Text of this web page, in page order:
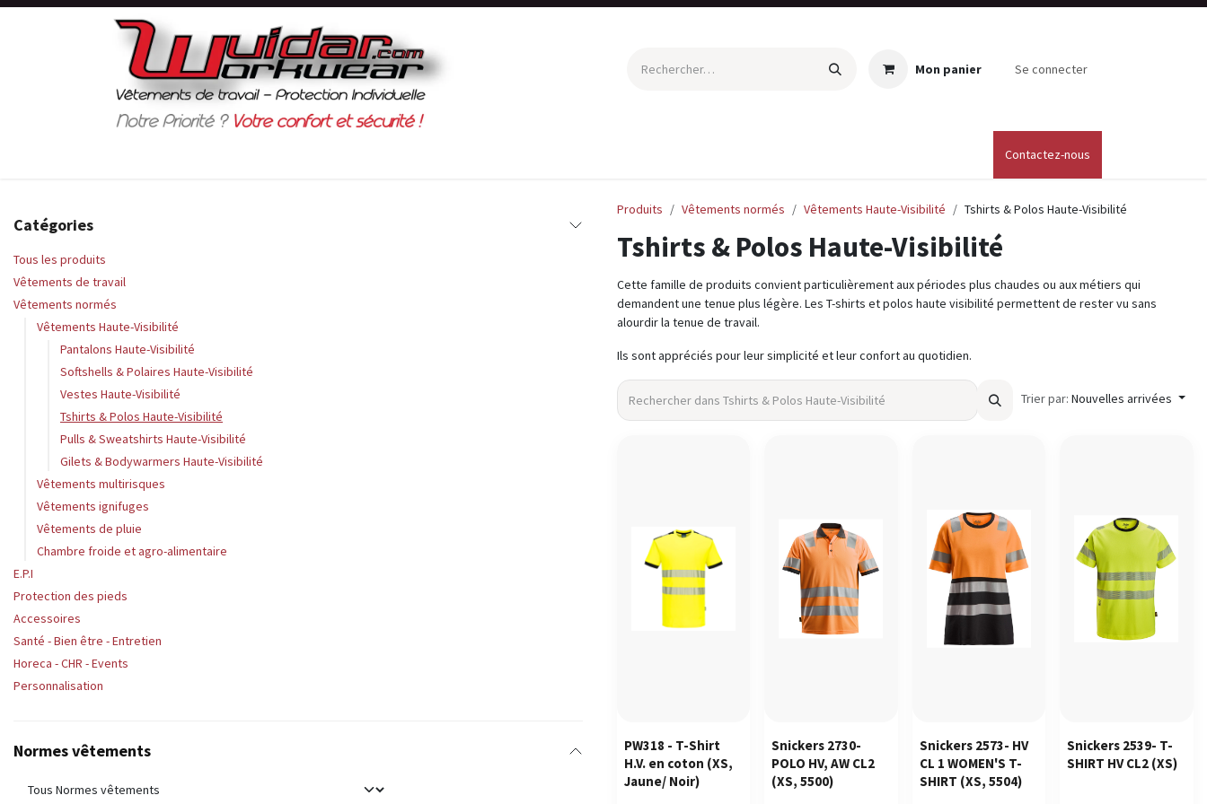
Se rendre au contenu
Mon panier Se connecter
personnalisation vetements
Contactez-nous
Catégories
Tous les produits
Vêtements de travail
Vêtements normés
Vêtements Haute-Visibilité
Pantalons Haute-Visibilité
Softshells & Polaires Haute-Visibilité
Vestes Haute-Visibilité
Tshirts & Polos Haute-Visibilité
Pulls & Sweatshirts Haute-Visibilité
Gilets & Bodywarmers Haute-Visibilité
Vêtements multirisques
Vêtements ignifuges
Vêtements de pluie
Chambre froide et agro-alimentaire
E.P.I
Protection des pieds
Accessoires
Santé - Bien être - Entretien
Horeca - CHR - Events
Personnalisation
Normes vêtements
Produits Vêtements normés Vêtements Haute-Visibilité Tshirts & Polos Haute-Visibilité
Tshirts & Polos Haute-Visibilité
Cette famille de produits convient particulièrement aux périodes plus chaudes ou aux métiers qui
demandent une tenue plus légère. Les T-shirts et polos haute visibilité permettent de rester vu sans
alourdir la tenue de travail.
Ils sont appréciés pour leur simplicité et leur confort au quotidien.
Trier par: Nouvelles arrivées
PW318 - T-Shirt
H.V. en coton (XS,
Jaune/ Noir)
Snickers 2730-
POLO HV, AW CL2
(XS, 5500)
Snickers 2573- HV
CL 1 WOMEN'S T-
SHIRT (XS, 5504)
Snickers 2539- T-
SHIRT HV CL2 (XS)